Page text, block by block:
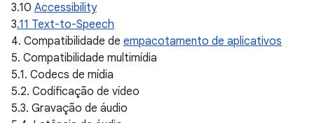
3.10 Accessibility
3.11 Text-to-Speech
4. Compatibilidade de empacotamento de aplicativos
5. Compatibilidade multimídia
5.1. Codecs de mídia
5.2. Codificação de vídeo
5.3. Gravação de áudio